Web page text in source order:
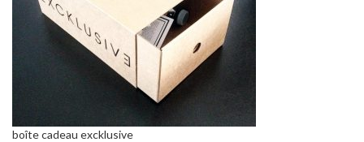
boîte cadeau excklusive